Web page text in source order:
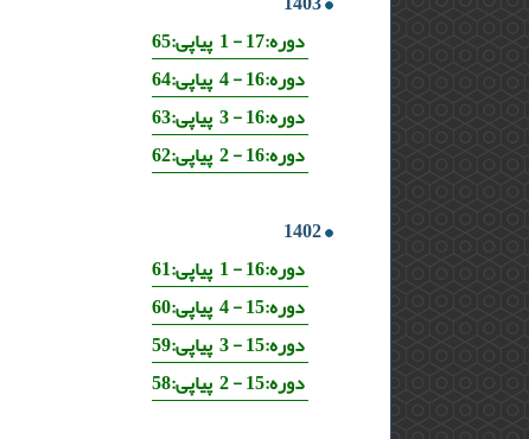
دوره:17 - 1 پیاپی:65
دوره:16 - 4 پیاپی:64
دوره:16 - 3 پیاپی:63
دوره:16 - 2 پیاپی:62
1402
دوره:16 - 1 پیاپی:61
دوره:15 - 4 پیاپی:60
دوره:15 - 3 پیاپی:59
دوره:15 - 2 پیاپی:58